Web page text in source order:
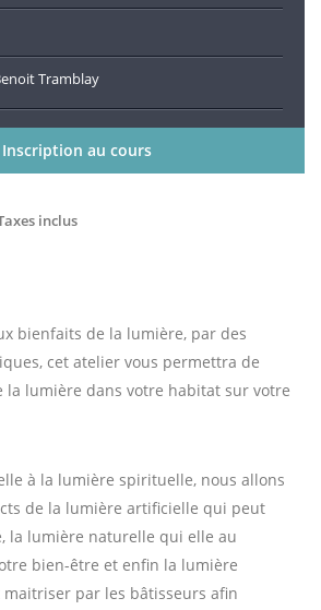
Tramblay
Inscription au cours
inclus
bienfaits de la lumière, par des
cet atelier vous permettra de
la lumière dans votre habitat sur votre
à la lumière spirituelle, nous allons
de la lumière artificielle qui peut
la lumière naturelle qui elle au
bien-être et enfin la lumière
par les bâtisseurs afin